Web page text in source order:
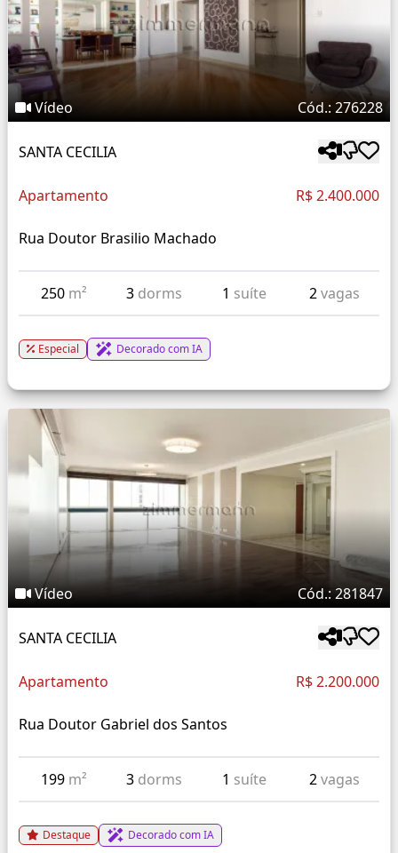
Vídeo Cód.: 276228
SANTA CECILIA
Apartamento R$ 2.400.000
Rua Doutor Brasilio Machado
250 m² 3 dorms 1 suíte 2vagas
Especial Decorado com IA
Vídeo Cód.: 281847
SANTA CECILIA
Apartamento R$ 2.200.000
Rua Doutor Gabriel dos Santos
199 m² 3 dorms 1 suíte 2vagas
Destaque Decorado com IA